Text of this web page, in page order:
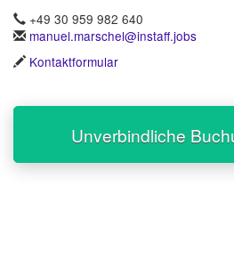
+49 30 959 982 640
manuel.marschel@instaff.jobs
Kontaktformular
Unverbindliche